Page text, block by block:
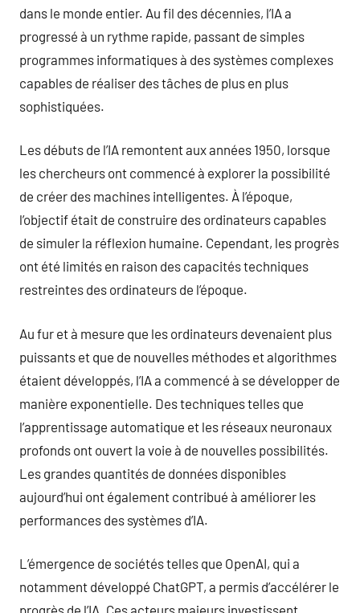
dans le monde entier. Au fil des décennies, l’IA a
progressé à un rythme rapide, passant de simples
programmes informatiques à des systèmes complexes
capables de réaliser des tâches de plus en plus
sophistiquées.
Les débuts de l’IA remontent aux années 1950, lorsque
les chercheurs ont commencé à explorer la possibilité
de créer des machines intelligentes. À l’époque,
l’objectif était de construire des ordinateurs capables
de simuler la réflexion humaine. Cependant, les progrès
ont été limités en raison des capacités techniques
restreintes des ordinateurs de l’époque.
Au fur et à mesure que les ordinateurs devenaient plus
puissants et que de nouvelles méthodes et algorithmes
étaient développés, l’IA a commencé à se développer de
manière exponentielle. Des techniques telles que
l’apprentissage automatique et les réseaux neuronaux
profonds ont ouvert la voie à de nouvelles possibilités.
Les grandes quantités de données disponibles
aujourd’hui ont également contribué à améliorer les
performances des systèmes d’IA.
L’émergence de sociétés telles que OpenAI, qui a
notamment développé ChatGPT, a permis d’accélérer le
progrès de l’IA. Ces acteurs majeurs investissent